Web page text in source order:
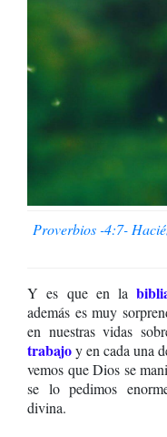
Proverbios -4:7-
Y es que en la
además es muy
en nuestras vidas
trabajoy en cada una
vemos que Dios se
se lo pedimos
divina.